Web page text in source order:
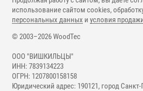
© 2003–2026 WoodTec
ООО "ВИШКИЛЬЦЫ"
ИНН: 7839134223
ОГРН: 1207800158158
Юридический адрес: 190121, город Санкт-
использование сайтом cookies,
персональных данных и условия